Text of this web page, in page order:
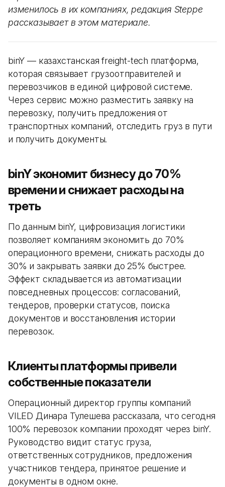
изменилось в их компаниях, редакция Steppe
рассказывает в этом материале.
binY — казахстанская freight-tech платформа,
которая связывает грузоотправителей и
перевозчиков в единой цифровой системе.
Через сервис можно разместить заявку на
перевозку, получить предложения от
транспортных компаний, отследить груз в пути
и получить документы.
binY экономит бизнесу до 70%
времени и снижает расходы на
треть
По данным binY, цифровизация логистики
позволяет компаниям экономить до 70%
операционного времени, снижать расходы до
30% и закрывать заявки до 25% быстрее.
Эффект складывается из автоматизации
повседневных процессов: согласований,
тендеров, проверки статусов, поиска
документов и восстановления истории
перевозок.
Клиенты платформы привели
собственные показатели
Операционный директор группы компаний
VILED Динара Тулешева рассказала, что сегодня
100% перевозок компании проходят через binY.
Руководство видит статус груза,
ответственных сотрудников, предложения
участников тендера, принятое решение и
документы в одном окне.